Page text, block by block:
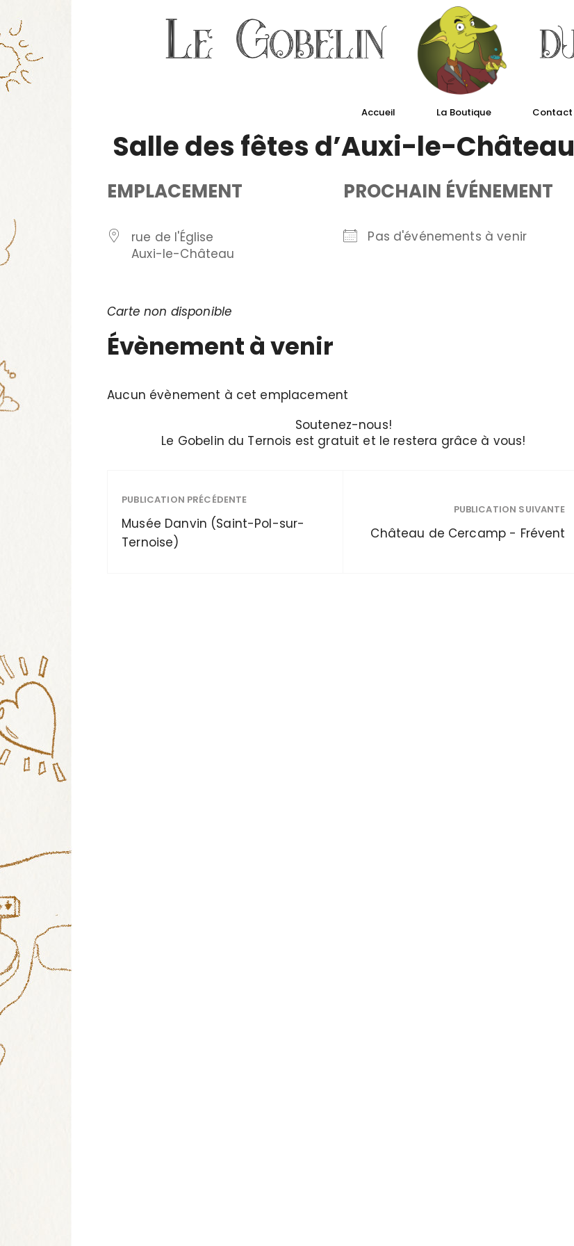
Accueil La Boutique Contact
Salle des fêtes d’Auxi-le-Château
EMPLACEMENT
rue de l'Église
Auxi-le-Château
PROCHAIN ÉVÉNEMENT
Pas d'événements à venir
Carte non disponible
Évènement à venir
Aucun évènement à cet emplacement
Soutenez-nous!
Le Gobelin du Ternois est gratuit et le restera grâce à vous!
PUBLICATION PRÉCÉDENTE
Musée Danvin (Saint-Pol-sur-
Ternoise)
PUBLICATION SUIVANTE
Château de Cercamp - Frévent